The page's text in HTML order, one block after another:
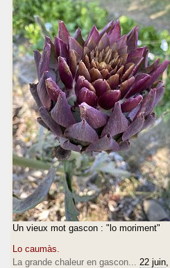
Un vieux mot gascon : "lo moriment"
Lo caumàs.
La grande chaleur en gascon...
22 juin